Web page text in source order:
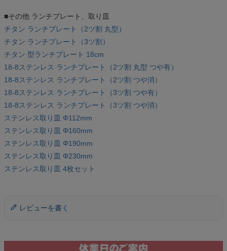
■その他 ランチプレート、取り皿
チタン ランチプレート（2ツ割 丸型）
チタン ランチプレート（3ツ割）
チタン 型ランチプレート 18cm
18-8ステンレス ランチプレート（2ツ割 丸型 つや有）
18-8ステンレス ランチプレート（2ツ割 つや消）
18-8ステンレス ランチプレート（3ツ割 つや有）
18-8ステンレス ランチプレート（3ツ割 つや消）
ステンレス取り皿 Φ112mm
ステンレス取り皿 Φ160mm
ステンレス取り皿 Φ190mm
ステンレス取り皿 Φ230mm
ステンレス取り皿 4枚セット
レビューを書く